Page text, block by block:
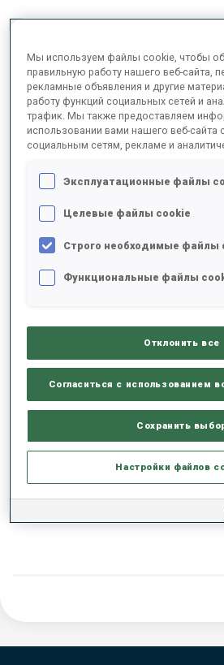
2024/2025
ЛЫЖНЫЙ ХОД - ОТСТАВАНИЕ ОТ
РЕЗУЛЬТАТЫ - ТЕНДЕНЦИЯ
ДАННЫХ НЕТ
Мы используем файлы cookie, чтобы
правильную работу нашего веб-сайта,
рекламные объявления и другие
работу функций социальных сетей и
трафик. Мы также предоставляем
использовании вами нашего веб-сайта
социальным сетям, рекламе и
Эксплуатационные файлы
Целевые файлы cookie
Строго необходимые файлы
Функциональные файлы
Отклонить все
Согласиться с использованием
Сохранить
Настройки файлов